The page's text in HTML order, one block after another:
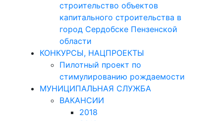
строительство объектов
капитального строительства в
город Сердобске Пензенской
области
КОНКУРСЫ, НАЦПРОЕКТЫ
Пилотный проект по
стимулированию рождаемости
МУНИЦИПАЛЬНАЯ СЛУЖБА
ВАКАНСИИ
2018